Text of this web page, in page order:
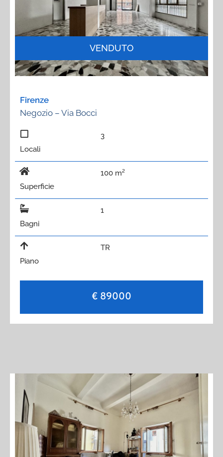
VENDUTO
Firenze
Negozio – Via Bocci
Locali
3
Superficie
100 m²
Bagni
1
Piano
TR
€ 89000